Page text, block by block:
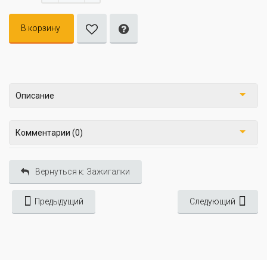
В корзину
Описание
Комментарии (0)
Вернуться к: Зажигалки
Предыдущий Следующий